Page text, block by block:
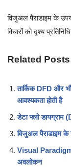
विजुअल पैराडाइम के
विचारों को दृश्य
Related
तार्किक DFD और
आवश्यकता होती है
डेटा फ्लो डायग्राम
विजुअल पैराडाइम के
Visual Paradigm
अवलोकन